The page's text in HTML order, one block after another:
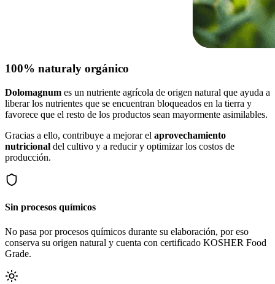
100% naturaly orgánico
Dolomagnum es un nutriente agrícola de origen natural que ayuda a
liberar los nutrientes que se encuentran bloqueados en la tierra y
favorece que el resto de los productos sean mayormente asimilables.
Gracias a ello, contribuye a mejorar el aprovechamiento
nutricional del cultivo y a reducir y optimizar los costos de
producción.
Sin procesos químicos
No pasa por procesos químicos durante su elaboración, por eso
conserva su origen natural y cuenta con certificado KOSHER Food
Grade.